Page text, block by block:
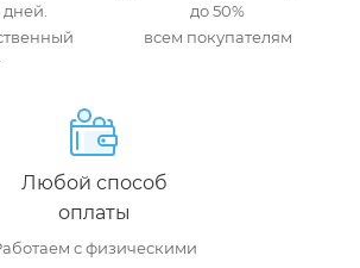
дней.
до 50%
всем покупателям
Любой способ
оплаты
с физическими